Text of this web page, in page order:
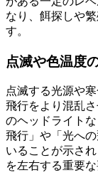
なり、餌探しや
す。
点滅や色温度
点滅する光源や
飛行をより混乱
のヘッドライト
飛行」や「光へ
いることが示さ
を左右する重要な